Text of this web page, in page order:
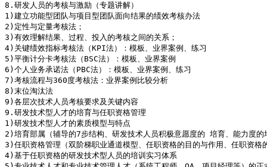
8.研发人员的考核与激励（专题讲解）
1)建立功能型团队与项目型团队面向结果的绩效考核办法
2)定性与定量考核法；
3)有效理解结果、过程、投入的考核之间的关系；
4)关键绩效指标考核法（KPI法）：模板、业界案例、练习
5)平衡计分卡考核法（BSC法）：模板、业界案例
6)个人业务承诺法（PBC法）：模板、业界案例、练习
7)考核流程与360度考核法：业界案例比较分析
8)末位淘汰法
9)各层次技术人员考核要求及关键内容
9.研发技术型人才的培育与任职资格管理
1)研发技术型人才的素质模型与特点
2)培育部属（辅导的7步结构、研发技术人员积极意愿度的 培育、能力度
3)任职资格管理（双阶梯职业通道模型、任职资格的目的与作用、任职资格
4)基于任职资格的研发技术型人员的培训实习体系